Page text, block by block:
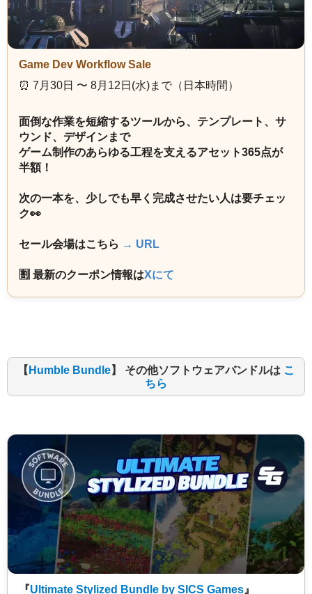
Game Dev Workflow Sale
⏰️ 7月30日 〜 8月12日(水)まで（日本時間）
面倒な作業を短縮するツールから、テンプレート、サ
ウンド、デザインまで
ゲーム制作のあらゆる工程を支えるアセット365点が
半額！
次の一本を、少しでも早く完成させたい人は要チェッ
ク👀
セール会場はこちら → URL
🈹 最新のクーポン情報はXにて
【 Humble Bundle】 その他ソフトウェアバンドルは こ
ちら
『Ultimate Stylized Bundle by SICS Games 』